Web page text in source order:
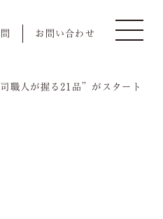
お問い合わせ
職人が握る21品”がスタート